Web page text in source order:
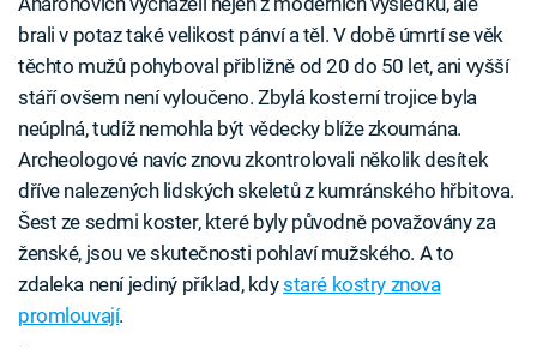
brali v potaz také velikost pánví a těl. V době úmrtí se věk
těchto mužů pohyboval přibližně od 20 do 50 let, ani vyšší
stáří ovšem není vyloučeno. Zbylá kosterní trojice byla
neúplná, tudíž nemohla být vědecky blíže zkoumána.
Archeologové navíc znovu zkontrolovali několik desítek
dříve nalezených lidských skeletů z kumránského hřbitova.
Šest ze sedmi koster, které byly původně považovány za
ženské, jsou ve skutečnosti pohlaví mužského. A to
zdaleka není jediný příklad, kdystaré kostry znova
promlouvají.